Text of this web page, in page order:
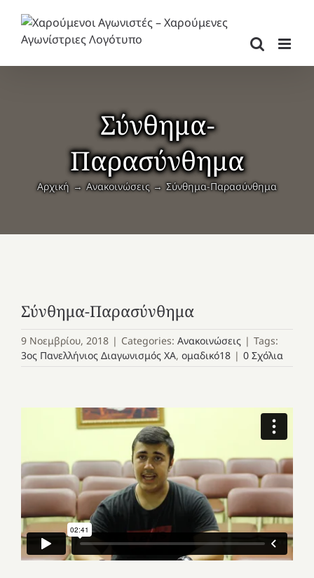
περιεχόμενο
Σύνθημα-
Παρασύνθημα
Αρχική Ανακοινώσεις Σύνθημα-Παρασύνθημα
Σύνθημα-Παρασύνθημα
9 Νοεμβρίου, 2018 | Categories: Ανακοινώσεις | Tags:
3ος Πανελλήνιος Διαγωνισμός ΧΑ, ομαδικό18 | 0 Σχόλια